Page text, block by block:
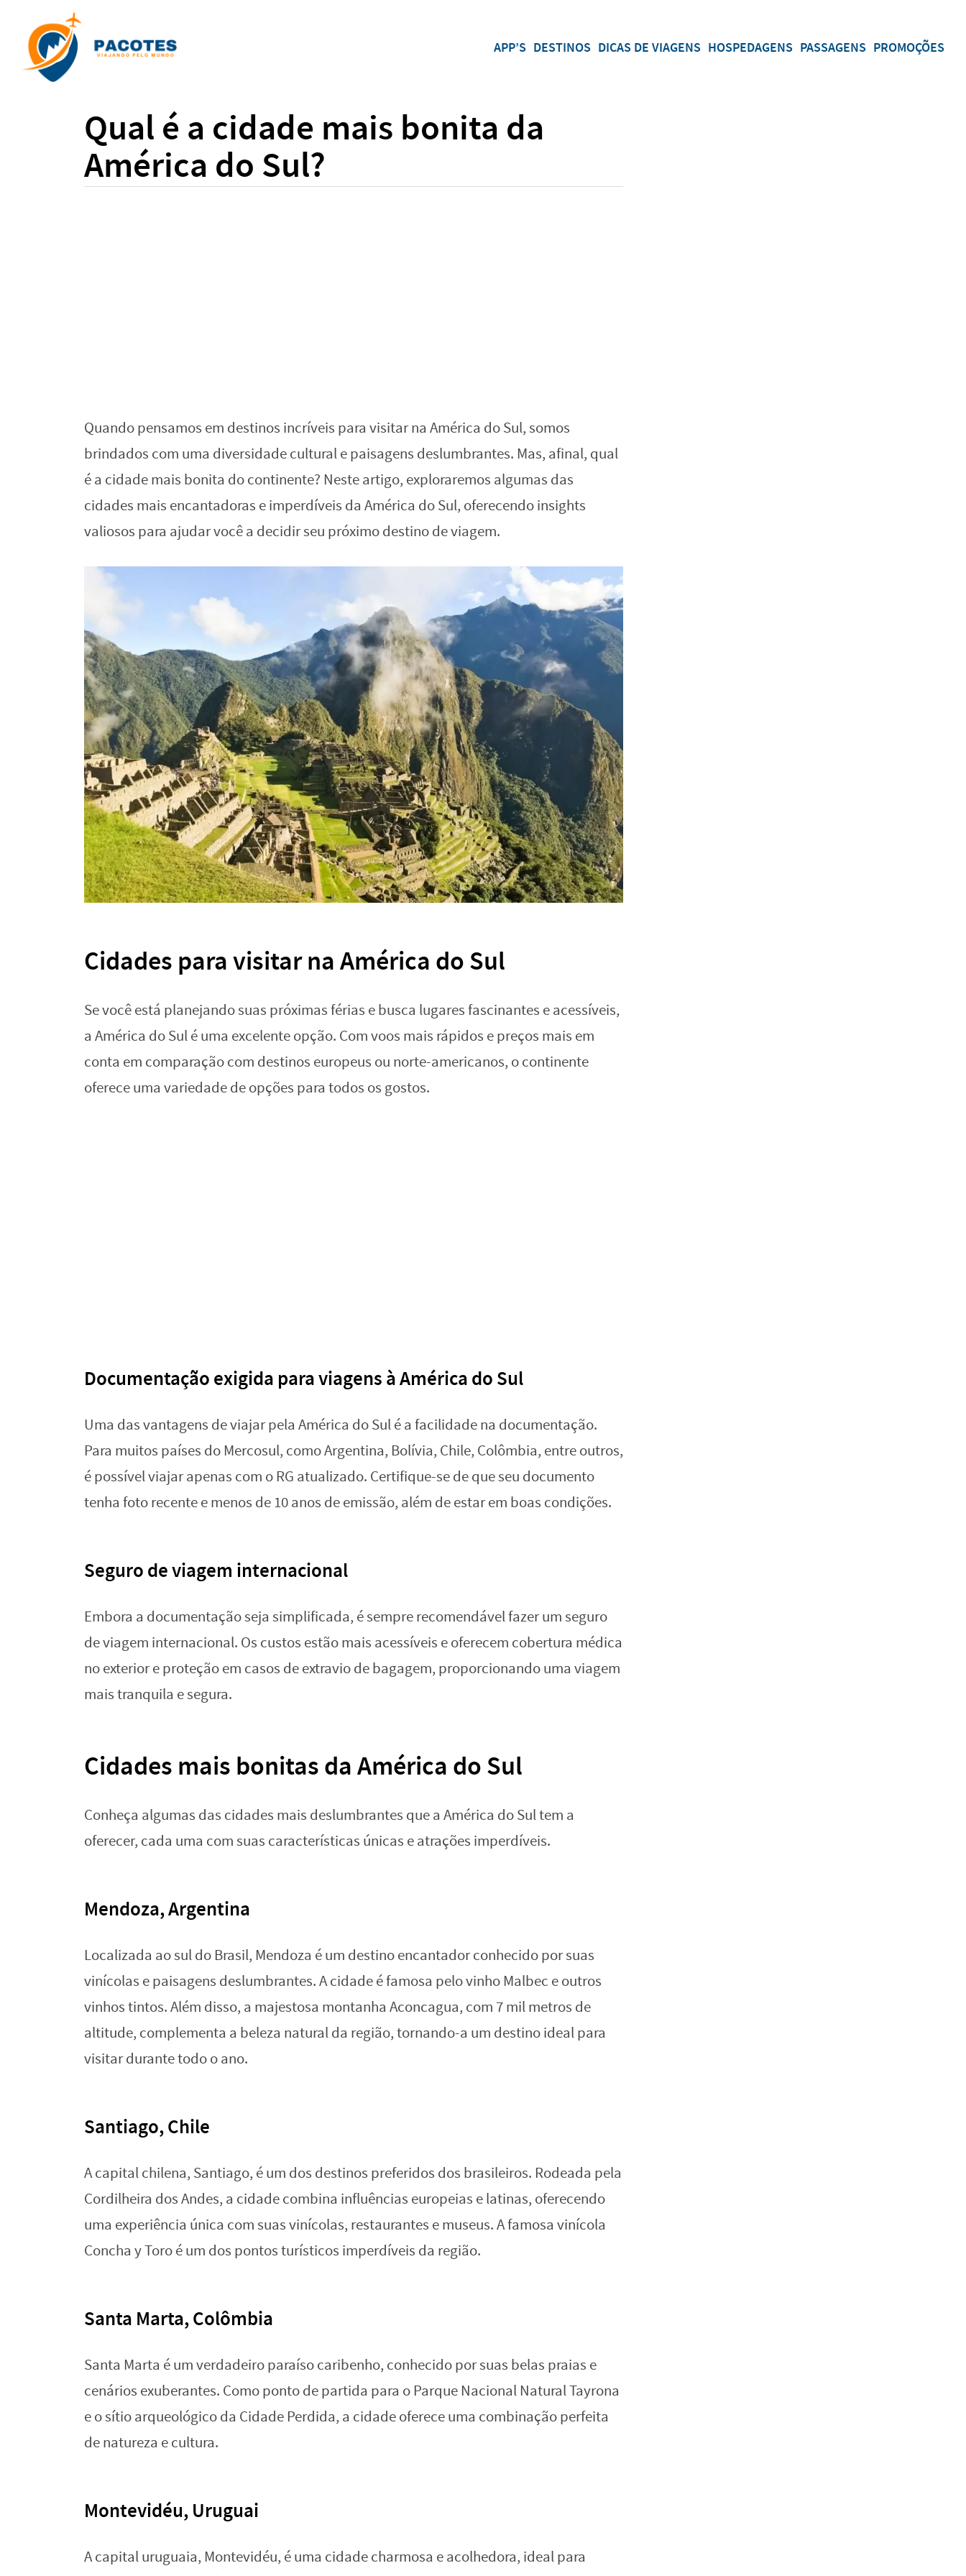
APP’S DESTINOS DICAS DE VIAGENS HOSPEDAGENS PASSAGENS PROMOÇÕES
Qual é a cidade mais bonita da
América do Sul?
Quando pensamos em destinos incríveis para visitar na América do Sul, somos
brindados com uma diversidade cultural e paisagens deslumbrantes. Mas, afinal, qual
é a cidade mais bonita do continente? Neste artigo, exploraremos algumas das
cidades mais encantadoras e imperdíveis da América do Sul, oferecendo insights
valiosos para ajudar você a decidir seu próximo destino de viagem.
Cidades para visitar na América do Sul
Se você está planejando suas próximas férias e busca lugares fascinantes e acessíveis,
a América do Sul é uma excelente opção. Com voos mais rápidos e preços mais em
conta em comparação com destinos europeus ou norte-americanos, o continente
oferece uma variedade de opções para todos os gostos.
Documentação exigida para viagens à América do Sul
Uma das vantagens de viajar pela América do Sul é a facilidade na documentação.
Para muitos países do Mercosul, como Argentina, Bolívia, Chile, Colômbia, entre outros,
é possível viajar apenas com o RG atualizado. Certifique-se de que seu documento
tenha foto recente e menos de 10 anos de emissão, além de estar em boas condições.
Seguro de viagem internacional
Embora a documentação seja simplificada, é sempre recomendável fazer um seguro
de viagem internacional. Os custos estão mais acessíveis e oferecem cobertura médica
no exterior e proteção em casos de extravio de bagagem, proporcionando uma viagem
mais tranquila e segura.
Cidades mais bonitas da América do Sul
Conheça algumas das cidades mais deslumbrantes que a América do Sul tem a
oferecer, cada uma com suas características únicas e atrações imperdíveis.
Mendoza, Argentina
Localizada ao sul do Brasil, Mendoza é um destino encantador conhecido por suas
vinícolas e paisagens deslumbrantes. A cidade é famosa pelo vinho Malbec e outros
vinhos tintos. Além disso, a majestosa montanha Aconcagua, com 7 mil metros de
altitude, complementa a beleza natural da região, tornando-a um destino ideal para
visitar durante todo o ano.
Santiago, Chile
A capital chilena, Santiago, é um dos destinos preferidos dos brasileiros. Rodeada pela
Cordilheira dos Andes, a cidade combina influências europeias e latinas, oferecendo
uma experiência única com suas vinícolas, restaurantes e museus. A famosa vinícola
Concha y Toro é um dos pontos turísticos imperdíveis da região.
Santa Marta, Colômbia
Santa Marta é um verdadeiro paraíso caribenho, conhecido por suas belas praias e
cenários exuberantes. Como ponto de partida para o Parque Nacional Natural Tayrona
e o sítio arqueológico da Cidade Perdida, a cidade oferece uma combinação perfeita
de natureza e cultura.
Montevidéu, Uruguai
A capital uruguaia, Montevidéu, é uma cidade charmosa e acolhedora, ideal para